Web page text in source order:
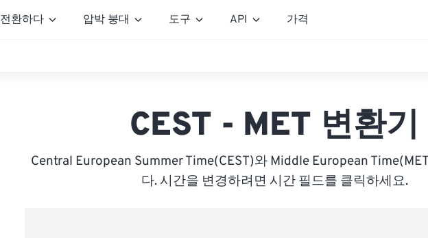
전환하다 압박 붕대 도구 API 가격
CEST - MET 변환기
Central European Summer Time(CEST)와 Middle European
다. 시간을 변경하려면 시간 필드를 클릭하세요.